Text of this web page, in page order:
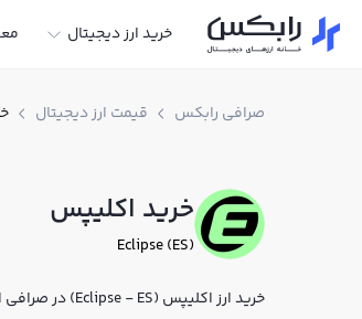
خرید ارز دیجیتال
صرافی رابکس قیمت ارز دیجیتال
خرید اکلیپس
Eclipse (ES)
خرید ارز اکلیپس (Eclipse - ES) در صرافی ارز دیجیتال رابکس